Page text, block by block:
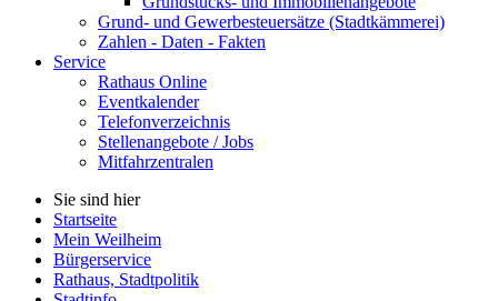
Grund- und Gewerbesteuersätze (Stadtkämmerei)
Zahlen - Daten - Fakten
Service
Rathaus Online
Eventkalender
Telefonverzeichnis
Stellenangebote / Jobs
Mitfahrzentralen
Sie sind hier
Startseite
Mein Weilheim
Bürgerservice
Rathaus, Stadtpolitik